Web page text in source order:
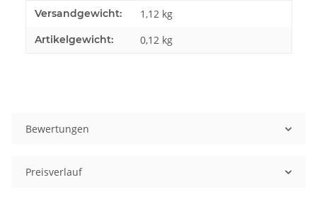
Produkteigenschaft
Wert
Versandgewicht: 1,12 kg
Artikelgewicht: 0,12 kg
Bewertungen
Preisverlauf